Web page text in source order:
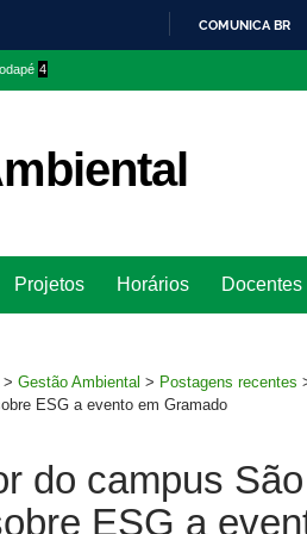
O
COMUNICA BR
4
para
Projetos Horários Docentes
> Gestão Ambiental > Postagens recentes
ESG a evento em Gramado
do campus
ESG a